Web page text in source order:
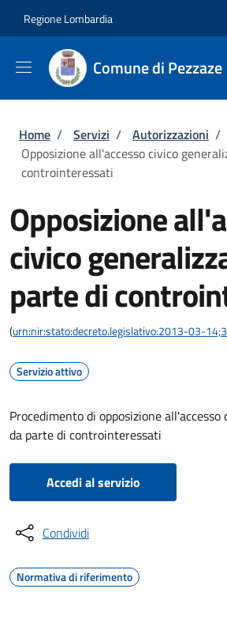
Regione Lombardia
Comune di Pezzaze
Briciole di pane
Home / Servizi / Autorizzazioni /
Opposizione all'accesso civico
controinteressati
Opposizione
civico
parte di
(urn:nir:stato:decreto.legislativo:2013-03-
Servizio attivo
Procedimento di opposizione
da parte di controinteressati
Accedi al servizio
Condividi
Normativa di riferimento